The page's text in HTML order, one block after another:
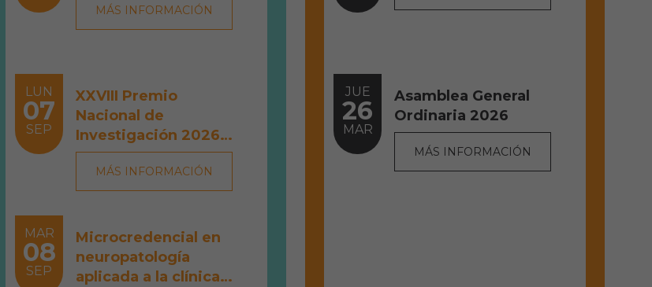
MÁS INFORMACIÓN
LUN
07
SEP
XXVIII Premio
Nacional de
Investigación 2026
"Francisco Fernández
López"
MÁS INFORMACIÓN
MAR
08
SEP
Microcredencial en
neuropatología
aplicada a la clínica
JUE
26
MAR
Asamblea General
Ordinaria 2026
MÁS INFORMACIÓN